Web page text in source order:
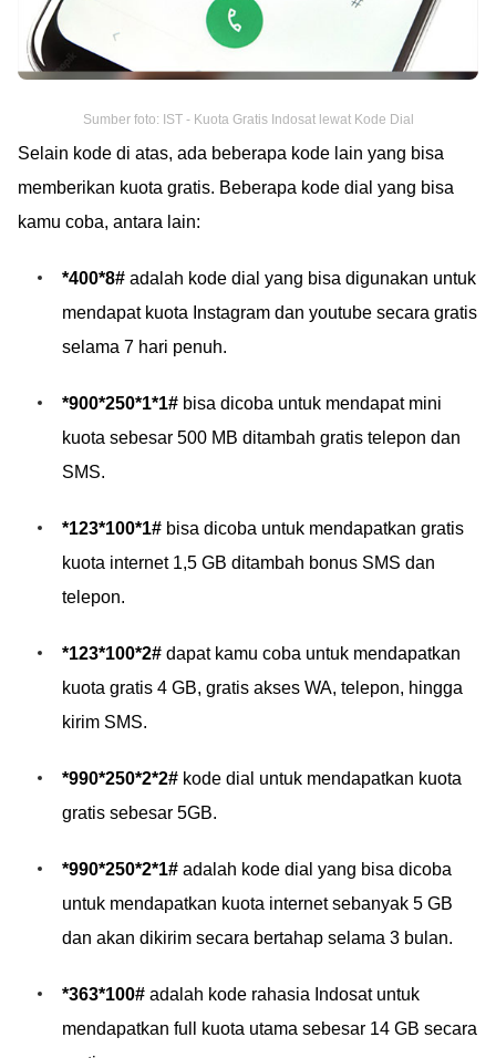
Sumber foto: IST - Kuota Gratis Indosat lewat Kode Dial
Selain kode di atas, ada beberapa kode lain yang bisa
memberikan kuota gratis. Beberapa kode dial yang bisa
kamu coba, antara lain:
*400*8# adalah kode dial yang bisa digunakan untuk
mendapat kuota Instagram dan youtube secara gratis
selama 7 hari penuh.
*900*250*1*1# bisa dicoba untuk mendapat mini
kuota sebesar 500 MB ditambah gratis telepon dan
SMS.
*123*100*1# bisa dicoba untuk mendapatkan gratis
kuota internet 1,5 GB ditambah bonus SMS dan
telepon.
*123*100*2# dapat kamu coba untuk mendapatkan
kuota gratis 4 GB, gratis akses WA, telepon, hingga
kirim SMS.
*990*250*2*2# kode dial untuk mendapatkan kuota
gratis sebesar 5GB.
*990*250*2*1# adalah kode dial yang bisa dicoba
untuk mendapatkan kuota internet sebanyak 5 GB
dan akan dikirim secara bertahap selama 3 bulan.
*363*100# adalah kode rahasia Indosat untuk
mendapatkan full kuota utama sebesar 14 GB secara